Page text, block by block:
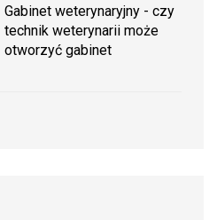
Gabinet weterynaryjny - czy
technik weterynarii może
otworzyć gabinet